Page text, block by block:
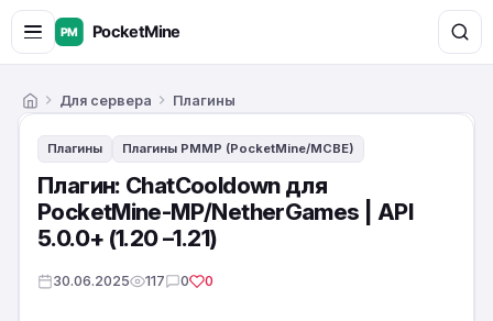
ГлавнаяДля сервера Плагины
Плагины Плагины PMMP (PocketMine/MCBE)
Плагин: ChatCooldown для
PocketMine-MP/NetherGames | API
5.0.0+ (1.20 –1.21)
30.06.2025 117 0 0